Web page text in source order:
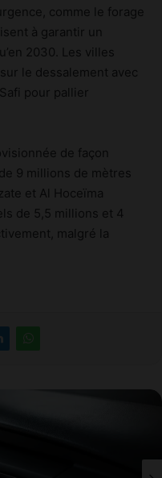
comme le forage
à garantir un
2030. Les villes
le dessalement avec
pour pallier
de façon
9 millions de mètres
et Al Hoceïma
de 5,5 millions et 4
malgré la